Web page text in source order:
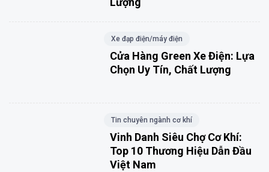
Xe đạp điện/máy điện
Cửa Hàng Green Xe Điện: Lựa
Chọn Uy Tín, Chất Lượng
Tin chuyên ngành cơ khí
Vinh Danh Siêu Chợ Cơ Khí:
Top 10 Thương Hiệu Dẫn Đầu
Việt Nam